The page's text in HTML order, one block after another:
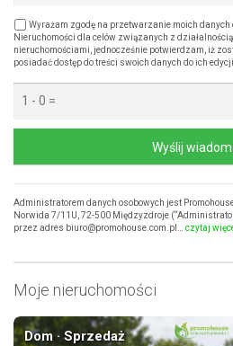
Wyrażam zgodę na przetwarzanie moich
Nieruchomości dla celów związanych z
nieruchomościami, jednocześnie potwierdzam, iż
posiadać dostęp do treści swoich danych do ich
Wyślij
Administratorem danych osobowych jest
Norwida 7/11U, 72-500 Międzyzdroje
przez adres biuro@promohouse.com.pl… czytaj
Moje nieruchomości
Dom · Sprzedaż